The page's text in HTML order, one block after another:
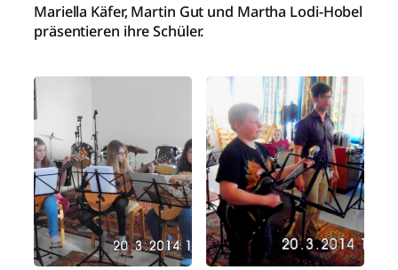
Mariella Käfer, Martin Gut und Martha Lodi-Hobel
präsentieren ihre Schüler.